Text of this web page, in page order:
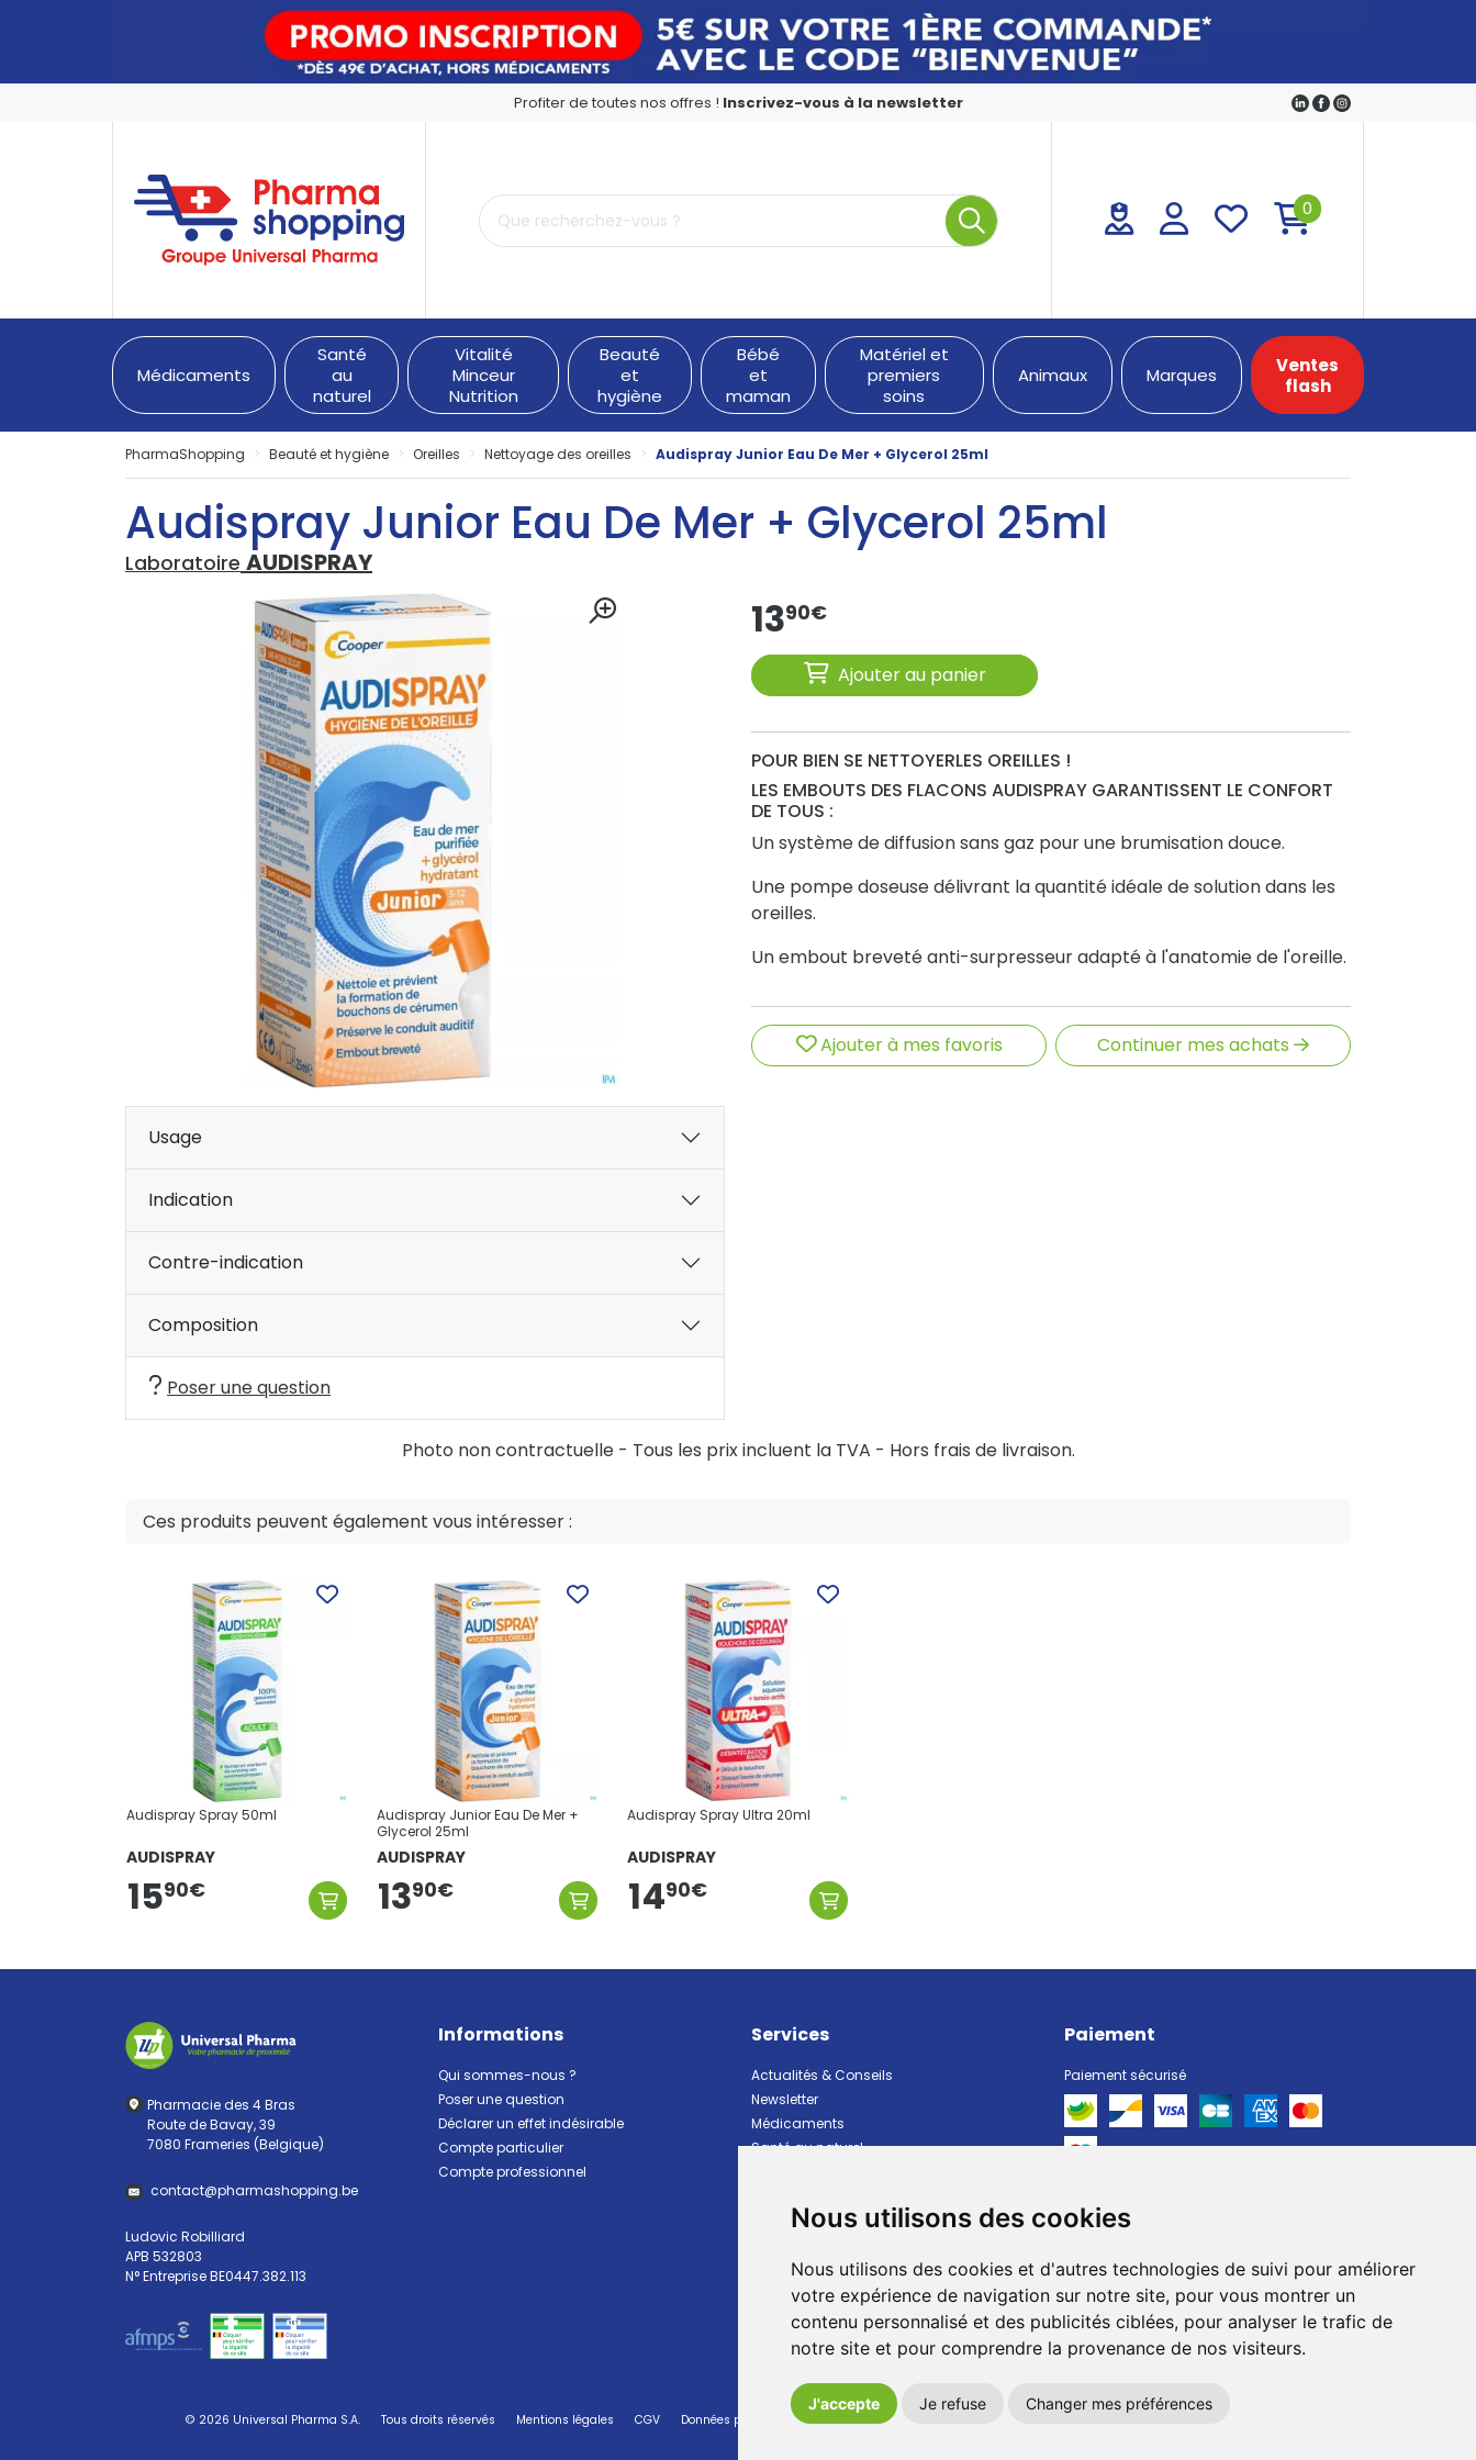
Nous utilisons des cookies
Nous utilisons des cookies et d'autres technologies de suivi pour améliorer
votre expérience de navigation sur notre site, pour vous montrer un
contenu personnalisé et des publicités ciblées, pour analyser le trafic de
notre site et pour comprendre la provenance de nos visiteurs.
J'accepte Je refuse Changer mes préférences
Profiter de toutes nos offres ! Inscrivez-vous à la newsletter
PharmaShopping Votre pharmacie en ligne à votre service
0
Médicaments
Santé
au
naturel
Vitalité
Minceur
Nutrition
Beauté
et
hygiène
Bébé
et
maman
Matériel et
premiers
soins
Animaux Marques
Ventes
flash
PharmaShopping Beauté et hygiène Oreilles Nettoyage des oreilles Audispray Junior Eau De Mer + Glycerol 25ml
Audispray Junior Eau De Mer + Glycerol 25ml
Laboratoire AUDISPRAY
1390€
Ajouter au panier
POUR BIEN SE NETTOYERLES OREILLES !
LES EMBOUTS DES FLACONS AUDISPRAY GARANTISSENT LE CONFORT
DE TOUS :
Un système de diffusion sans gaz pour une brumisation douce.
Une pompe doseuse délivrant la quantité idéale de solution dans les
oreilles.
Un embout breveté anti-surpresseur adapté à l'anatomie de l'oreille.
Ajouter à mes favoris Continuer mes achats
Usage
Indication
Contre-indication
Composition
Poser une question
Photo non contractuelle - Tous les prix incluent la TVA - Hors frais de livraison.
Ces produits peuvent également vous intéresser :
Audispray Spray 50ml
AUDISPRAY
1590€
Audispray Junior Eau De Mer +
Glycerol 25ml
AUDISPRAY
1390€
Audispray Spray Ultra 20ml
AUDISPRAY
1490€
Pharmacie des 4 Bras
Route de Bavay, 39
7080 Frameries (Belgique)
contact@pharmashopping.be
Ludovic Robilliard
APB 532803
N° Entreprise BE0447.382.113
Informations
Qui sommes-nous ?
Poser une question
Déclarer un effet indésirable
Compte particulier
Compte professionnel
Services
Actualités & Conseils
Newsletter
Médicaments
Santé au naturel
Bébé et maman
Animaux
Marques
Ventes flash
Pharmacie de garde
Paiement
Paiement sécurisé
Livraison
Livraison dans un Point Relais
© 2026 Universal Pharma S.A. Tous droits réservés Mentions légales CGV Données personnelles Cookies Préférences Cookies